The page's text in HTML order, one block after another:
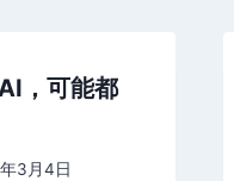
，可能都
3月4日